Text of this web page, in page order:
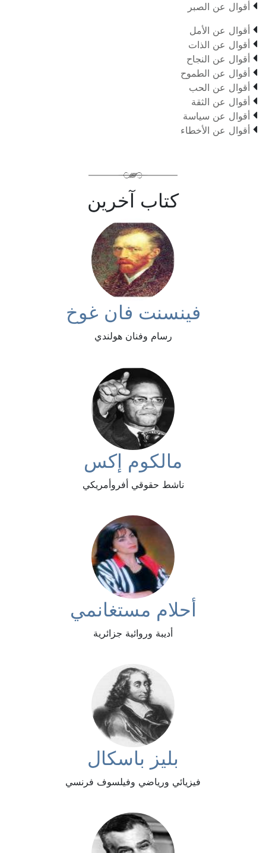
 أقوال عن الصبر
 أقوال عن الأمل
 أقوال عن الذات
 أقوال عن النجاح
 أقوال عن الطموح
 أقوال عن الحب
 أقوال عن الثقة
 أقوال عن سياسة
 أقوال عن الأخطاء
كتاب آخرين
فينسنت فان غوخ
رسام وفنان هولندي
مالكوم إكس
ناشط حقوقي أفروأمريكي
أحلام مستغانمي
أديبة وروائية جزائرية
بليز باسكال
فيزيائي ورياضي وفيلسوف فرنسي